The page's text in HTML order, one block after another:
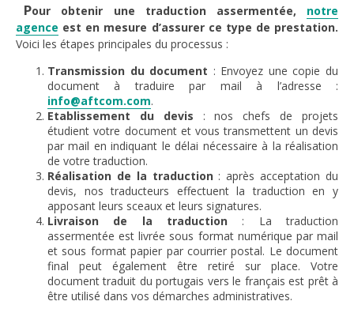
Pour obtenir une traduction assermentée, notre
agence est en mesure d’assurer ce type de prestation.
Voici les étapes principales du processus :
Transmission du document : Envoyez une copie du
document à traduire par mail à l’adresse :
info@aftcom.com.
Etablissement du devis : nos chefs de projets
étudient votre document et vous transmettent un devis
par mail en indiquant le délai nécessaire à la réalisation
de votre traduction.
Réalisation de la traduction: après acceptation du
devis, nos traducteurs effectuent la traduction en y
apposant leurs sceaux et leurs signatures.
Livraison de la traduction : La traduction
assermentée est livrée sous format numérique par mail
et sous format papier par courrier postal. Le document
final peut également être retiré sur place. Votre
document traduit du portugais vers le français est prêt à
être utilisé dans vos démarches administratives.